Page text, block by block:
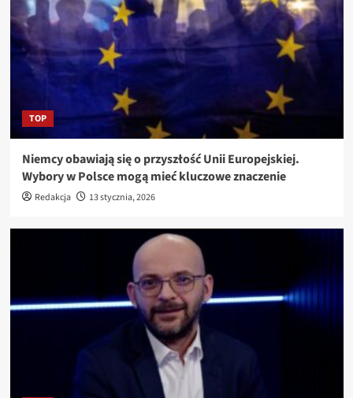
TOP
Niemcy obawiają się o przyszłość Unii Europejskiej.
Wybory w Polsce mogą mieć kluczowe znaczenie
Redakcja 13 stycznia, 2026